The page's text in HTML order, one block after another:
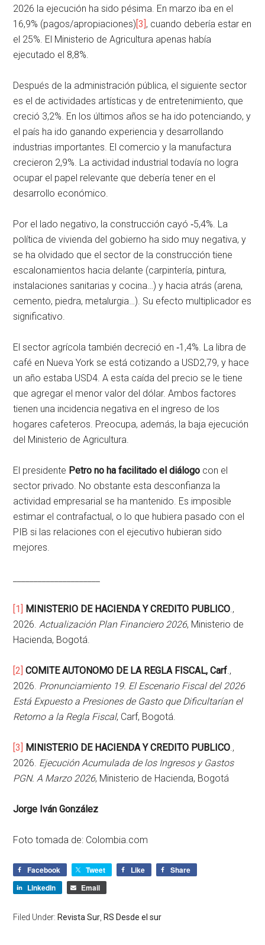
2026 la ejecución ha sido pésima. En marzo iba en el
16,9% (pagos/apropiaciones) [3] , cuando debería estar en
el 25%. El Ministerio de Agricultura apenas había
ejecutado el 8,8%.
Después de la administración pública, el siguiente sector
es el de actividades artísticas y de entretenimiento, que
creció 3,2%. En los últimos años se ha ido potenciando, y
el país ha ido ganando experiencia y desarrollando
industrias importantes. El comercio y la manufactura
crecieron 2,9%. La actividad industrial todavía no logra
ocupar el papel relevante que debería tener en el
desarrollo económico.
Por el lado negativo, la construcción cayó ‑5,4%. La
política de vivienda del gobierno ha sido muy negativa, y
se ha olvidado que el sector de la construcción tiene
escalonamientos hacia delante (carpintería, pintura,
instalaciones sanitarias y cocina…) y hacia atrás (arena,
cemento, piedra, metalurgia…). Su efecto multiplicador es
significativo.
El sector agrícola también decreció en ‑1,4%. La libra de
café en Nueva York se está cotizando a USD2,79, y hace
un año estaba USD4. A esta caída del precio se le tiene
que agregar el menor valor del dólar. Ambos factores
tienen una incidencia negativa en el ingreso de los
hogares cafeteros. Preocupa, además, la baja ejecución
del Ministerio de Agricultura.
El presidente Petro no ha facilitado el diálogo con el
sector privado. No obstante esta desconfianza la
actividad empresarial se ha mantenido. Es imposible
estimar el contrafactual, o lo que hubiera pasado con el
PIB si las relaciones con el ejecutivo hubieran sido
mejores.
[1] MINISTERIO DE HACIENDA Y CREDITO PUBLICO.,
2026.Actualización Plan Financiero 2026, Ministerio de
Hacienda, Bogotá.
[2] COMITE AUTONOMO DE LA REGLA FISCAL, Carf.,
2026. Pronunciamiento 19. El Escenario Fiscal del 2026
Está Expuesto a Presiones de Gasto que Dificultarían el
Retorno a la Regla Fiscal, Carf, Bogotá.
[3] MINISTERIO DE HACIENDA Y CREDITO PUBLICO.,
2026. Ejecución Acumulada de los Ingresos y Gastos
PGN. A Marzo 2026, Ministerio de Hacienda, Bogotá
Jorge Iván González
Foto tomada de: Colombia.com
Facebook Tweet Like
Share
LinkedIn
Email
Filed Under: Revista Sur, RS Desde el sur